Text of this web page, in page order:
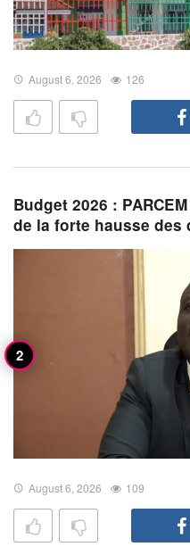
August 6, 2026 126
Budget 2026 :
de la forte hausse des
August 6, 2026 109